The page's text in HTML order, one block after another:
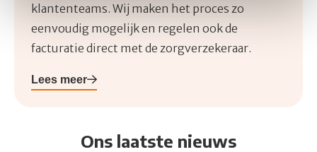
klantenteams. Wij maken het proces zo
eenvoudig mogelijk en regelen ook de
facturatie direct met de zorgverzekeraar.
Lees meer
Ons laatste nieuws